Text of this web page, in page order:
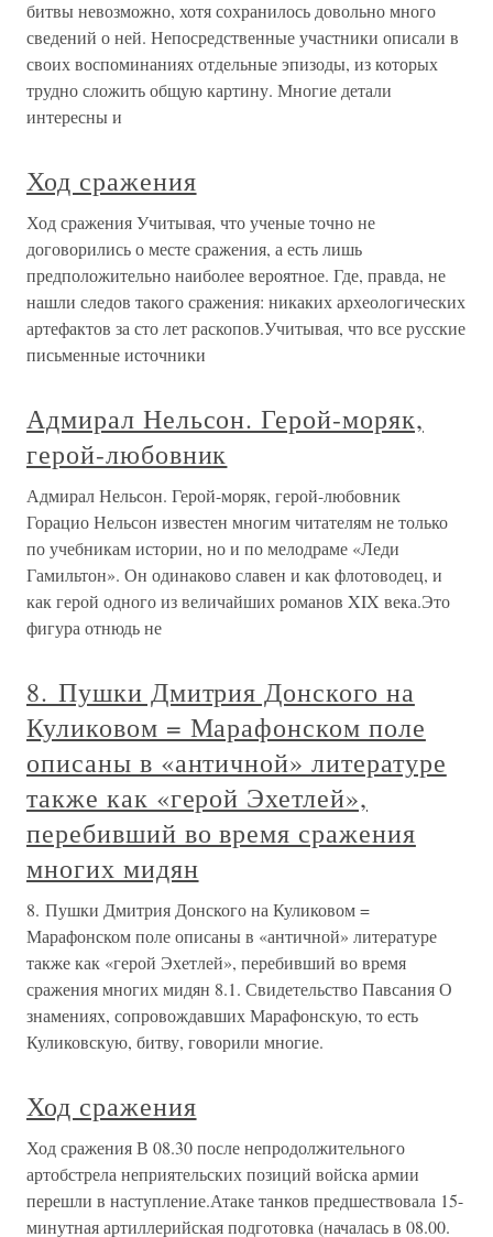
битвы невозможно, хотя сохранилось довольно много
сведений о ней. Непосредственные участники описали в
своих воспоминаниях отдельные эпизоды, из которых
трудно сложить общую картину. Многие детали
интересны и
Ход сражения
Ход сражения Учитывая, что ученые точно не
договорились о месте сражения, а есть лишь
предположительно наиболее вероятное. Где, правда, не
нашли следов такого сражения: никаких археологических
артефактов за сто лет раскопов.Учитывая, что все русские
письменные источники
Адмирал Нельсон. Герой-моряк,
герой-любовник
Адмирал Нельсон. Герой-моряк, герой-любовник
Горацио Нельсон известен многим читателям не только
по учебникам истории, но и по мелодраме «Леди
Гамильтон». Он одинаково славен и как флотоводец, и
как герой одного из величайших романов XIX века.Это
фигура отнюдь не
8. Пушки Дмитрия Донского на
Куликовом = Марафонском поле
описаны в «античной» литературе
также как «герой Эхетлей»,
перебивший во время сражения
многих мидян
8. Пушки Дмитрия Донского на Куликовом =
Марафонском поле описаны в «античной» литературе
также как «герой Эхетлей», перебивший во время
сражения многих мидян 8.1. Свидетельство Павсания О
знамениях, сопровождавших Марафонскую, то есть
Куликовскую, битву, говорили многие.
Ход сражения
Ход сражения В 08.30 после непродолжительного
артобстрела неприятельских позиций войска армии
перешли в наступление.Атаке танков предшествовала 15-
минутная артиллерийская подготовка (началась в 08.00.